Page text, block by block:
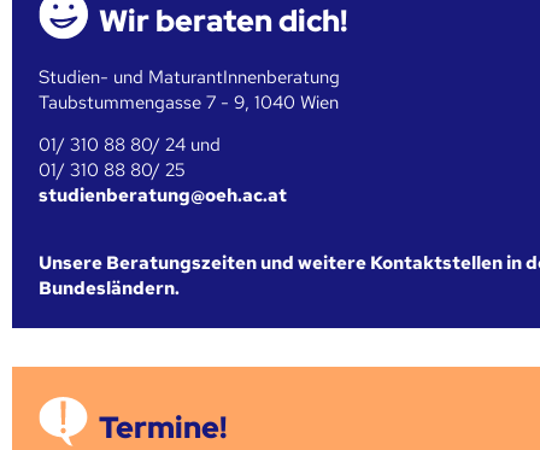
Wir beraten dich!
Studien- und MaturantInnenberatung
Taubstummengasse 7 - 9, 1040 Wien
01/ 310 88 80/ 24 und
01/ 310 88 80/ 25
studienberatung@oeh.ac.at
Unsere Beratungszeiten und weitere Kontaktstellen in
Bundesländern.
Termine!